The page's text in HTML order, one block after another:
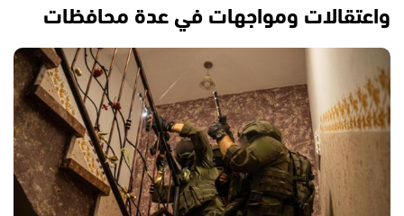
واعتقالات ومواجهات في عدة محافظات